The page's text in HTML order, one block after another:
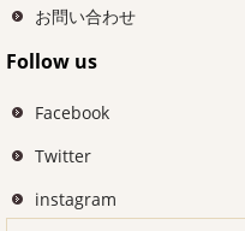
お問い合わせ
Follow us
Facebook
Twitter
instagram